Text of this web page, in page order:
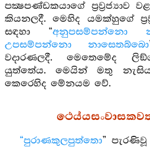
පක්‍ෂපණ්ඩකයාගේ ප්‍රව්‍රජ්‍යාව
කියනලදී. මෙහිද යමක්හුගේ
සඳහා “අනුපසම්පන්නො
උපසම්පන්නො නාසෙතබ්බො
වදාරණලදී. මෙතෙමේද
යුත්තේය. මෙයින් මතු නැසිය
කෙරෙහිද මේනයම වේ.
“පුරාණකුලපුත්තො”